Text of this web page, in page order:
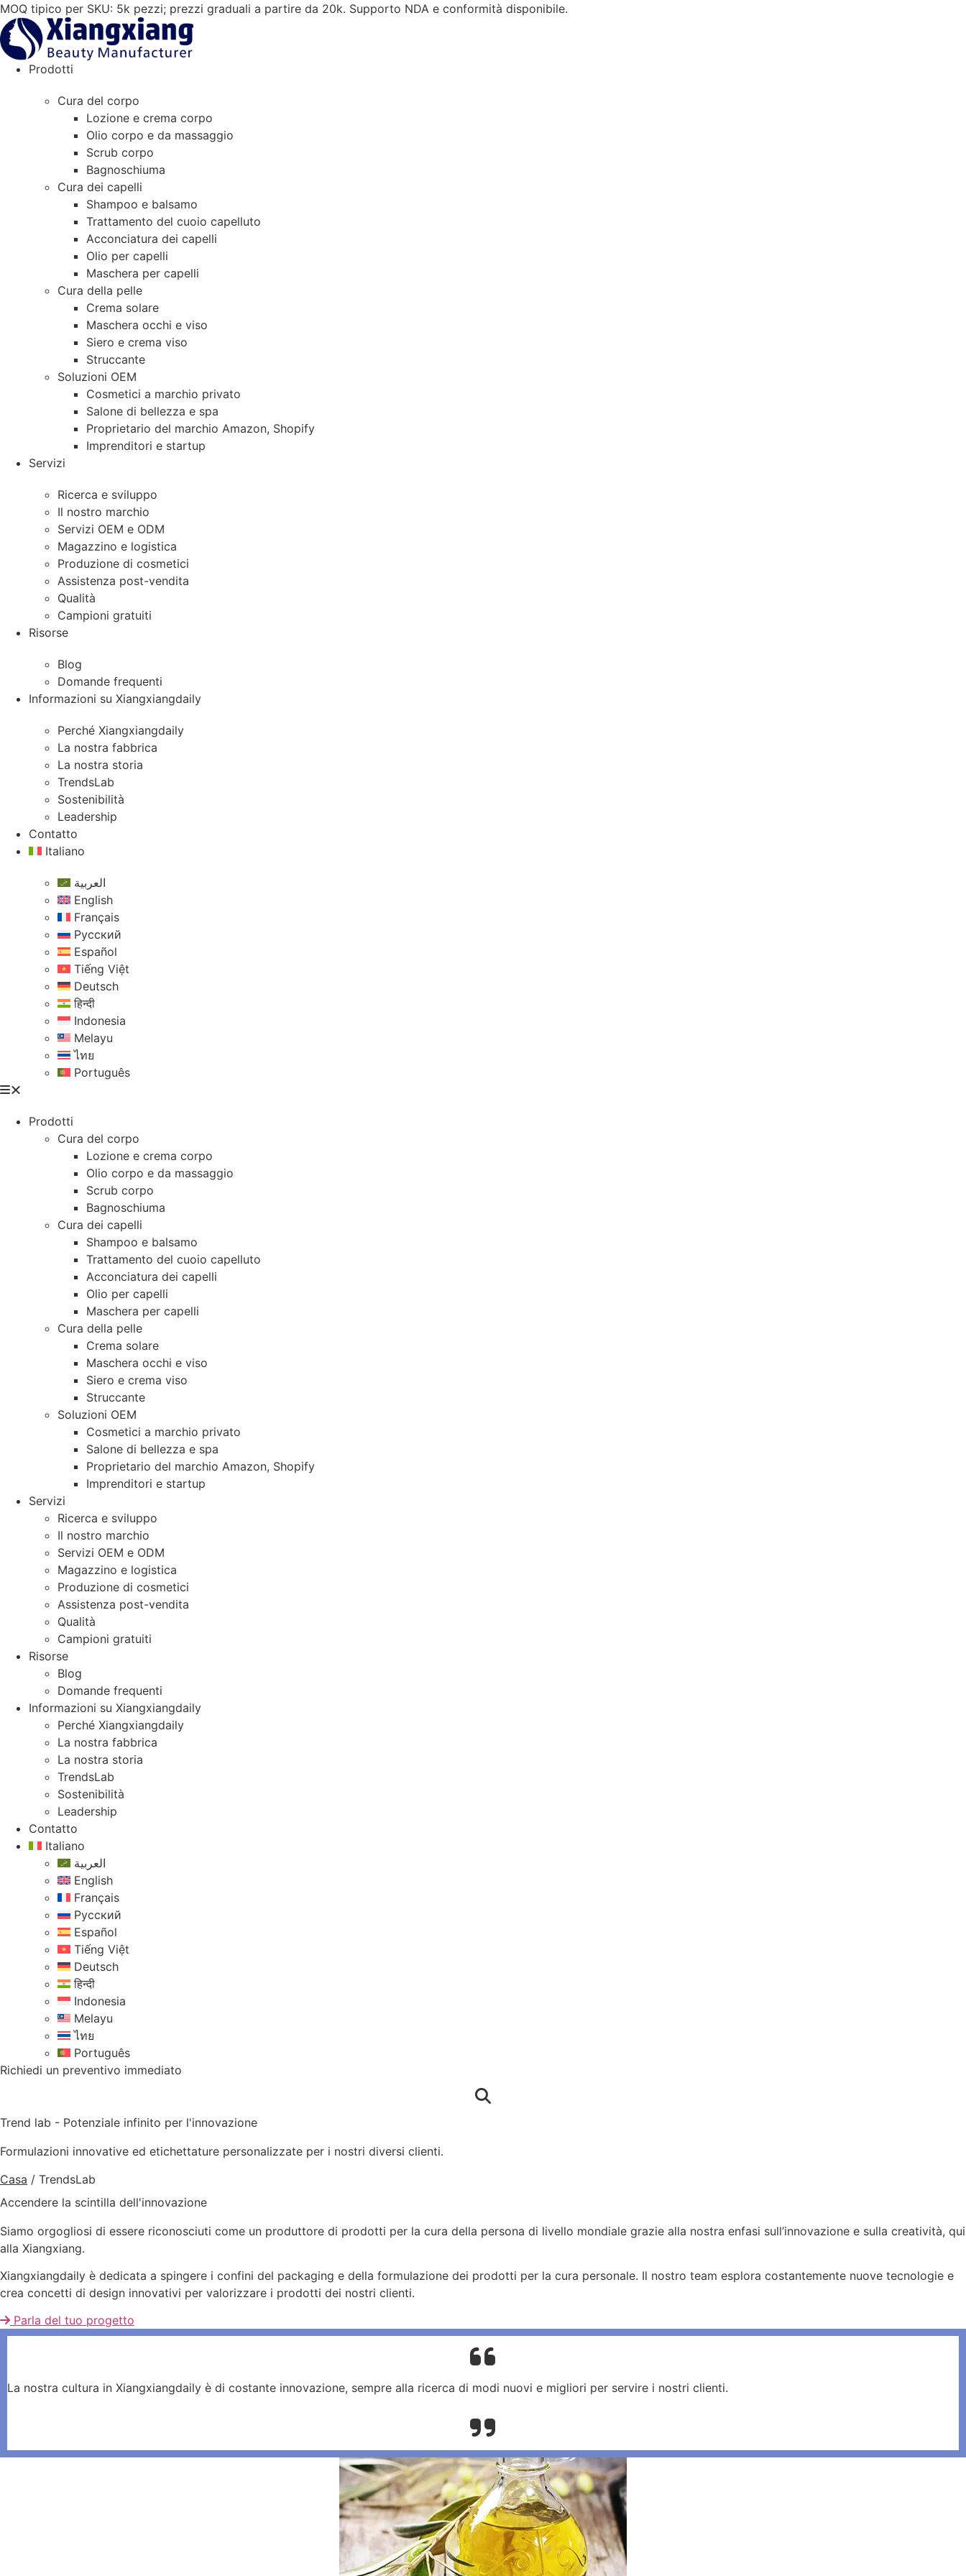
Vai
al
contenuto
MOQ tipico per SKU: 5k pezzi; prezzi graduali a partire da 20k. Supporto NDA e conformità disponibile.
Prodotti
Cura del corpo
Lozione e crema corpo
Olio corpo e da massaggio
Scrub corpo
Bagnoschiuma
Cura dei capelli
Shampoo e balsamo
Trattamento del cuoio capelluto
Acconciatura dei capelli
Olio per capelli
Maschera per capelli
Cura della pelle
Crema solare
Maschera occhi e viso
Siero e crema viso
Struccante
Soluzioni OEM
Cosmetici a marchio privato
Salone di bellezza e spa
Proprietario del marchio Amazon, Shopify
Imprenditori e startup
Servizi
Ricerca e sviluppo
Il nostro marchio
Servizi OEM e ODM
Magazzino e logistica
Produzione di cosmetici
Assistenza post-vendita
Qualità
Campioni gratuiti
Risorse
Blog
Domande frequenti
Informazioni su Xiangxiangdaily
Perché Xiangxiangdaily
La nostra fabbrica
La nostra storia
TrendsLab
Sostenibilità
Leadership
Contatto
Italiano
العربية
English
Français
Русский
Español
Tiếng Việt
Deutsch
हिन्दी
Indonesia
Melayu
ไทย
Português
Prodotti
Cura del corpo
Lozione e crema corpo
Olio corpo e da massaggio
Scrub corpo
Bagnoschiuma
Cura dei capelli
Shampoo e balsamo
Trattamento del cuoio capelluto
Acconciatura dei capelli
Olio per capelli
Maschera per capelli
Cura della pelle
Crema solare
Maschera occhi e viso
Siero e crema viso
Struccante
Soluzioni OEM
Cosmetici a marchio privato
Salone di bellezza e spa
Proprietario del marchio Amazon, Shopify
Imprenditori e startup
Servizi
Ricerca e sviluppo
Il nostro marchio
Servizi OEM e ODM
Magazzino e logistica
Produzione di cosmetici
Assistenza post-vendita
Qualità
Campioni gratuiti
Risorse
Blog
Domande frequenti
Informazioni su Xiangxiangdaily
Perché Xiangxiangdaily
La nostra fabbrica
La nostra storia
TrendsLab
Sostenibilità
Leadership
Contatto
Italiano
العربية
English
Français
Русский
Español
Tiếng Việt
Deutsch
हिन्दी
Indonesia
Melayu
ไทย
Português
Richiedi un preventivo immediato
Trend lab - Potenziale infinito per l'innovazione
Formulazioni innovative ed etichettature personalizzate per i nostri diversi clienti.
Casa / TrendsLab
Accendere la scintilla dell'innovazione
Siamo orgogliosi di essere riconosciuti come un produttore di prodotti per la cura della persona di livello mondiale grazie alla nostra enfasi sull’innovazione e sulla creatività, qui
alla Xiangxiang.
Xiangxiangdaily è dedicata a spingere i confini del packaging e della formulazione dei prodotti per la cura personale. Il nostro team esplora costantemente nuove tecnologie e
crea concetti di design innovativi per valorizzare i prodotti dei nostri clienti.
Parla del tuo progetto
La nostra cultura in Xiangxiangdaily è di costante innovazione, sempre alla ricerca di modi nuovi e migliori per servire i nostri clienti.